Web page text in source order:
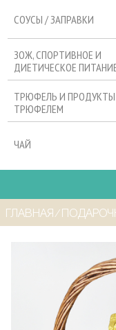
СОУСЫ / ЗАПРАВКИ
ЗОЖ, СПОРТИВНОЕ И
ДИЕТИЧЕСКОЕ
ТРЮФЕЛЬ И
ТРЮФЕЛЕМ
ЧАЙ
ГЛАВНАЯ ⁄